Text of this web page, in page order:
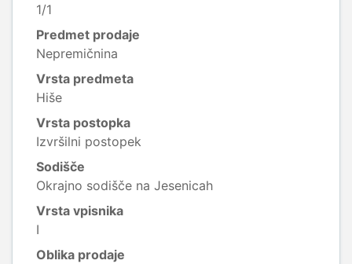
1/1
Predmet prodaje
Nepremičnina
Vrsta predmeta
Hiše
Vrsta postopka
Izvršilni postopek
Sodišče
Okrajno sodišče na Jesenicah
Vrsta vpisnika
I
Oblika prodaje